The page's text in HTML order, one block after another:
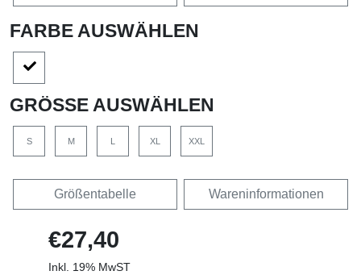
FARBE AUSWÄHLEN
GRÖSSE AUSWÄHLEN
S M XL XXL
Größentabelle Wareninformationen
€27,40
Inkl. 19% MwST